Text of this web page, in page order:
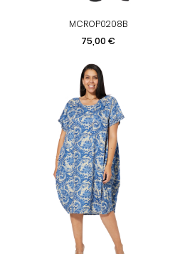
MCROP0208B
Prix
75,00 €